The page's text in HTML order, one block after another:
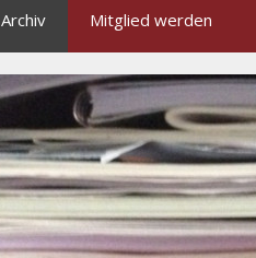
Archiv Mitglied werden